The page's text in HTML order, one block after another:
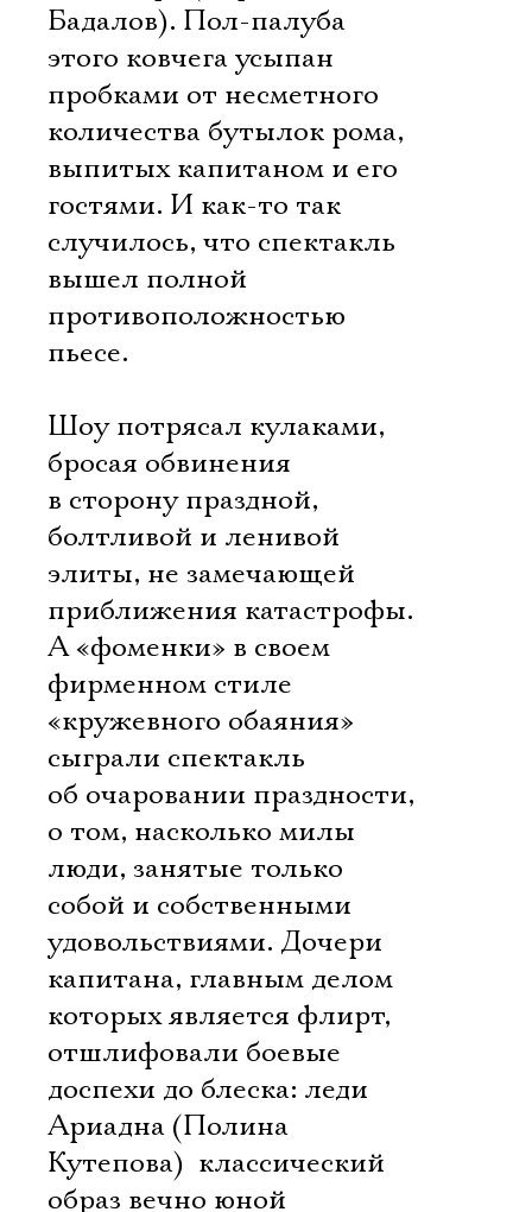
Бадалов). Пол-палуба
этого ковчега усыпан
пробками от несметного
количества бутылок рома,
выпитых капитаном и его
гостями. И как-то так
случилось, что спектакль
вышел полной
противоположностью
пьесе.
Шоу потрясал кулаками,
бросая обвинения
в сторону праздной,
болтливой и ленивой
элиты, не замечающей
приближения катастрофы.
А «фоменки» в своем
фирменном стиле
«кружевного обаяния»
сыграли спектакль
об очаровании праздности,
о том, насколько милы
люди, занятые только
собой и собственными
удовольствиями. Дочери
капитана, главным делом
которых является флирт,
отшлифовали боевые
доспехи до блеска: леди
Ариадна (Полина
Кутепова)  классический
образ вечно юной
Электропочта
Имя